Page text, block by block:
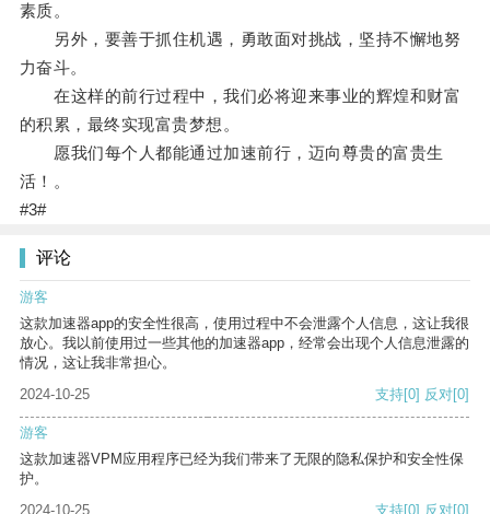
素质。
另外，要善于抓住机遇，勇敢面对挑战，坚持不懈地努
力奋斗。
在这样的前行过程中，我们必将迎来事业的辉煌和财富
的积累，最终实现富贵梦想。
愿我们每个人都能通过加速前行，迈向尊贵的富贵生
活！。
#3#
评论
游客
这款加速器app的安全性很高，使用过程中不会泄露个人信息，这让我很
放心。我以前使用过一些其他的加速器app，经常会出现个人信息泄露的
情况，这让我非常担心。
2024-10-25
支持[0] 反对[0]
游客
这款加速器VPM应用程序已经为我们带来了无限的隐私保护和安全性保
护。
2024-10-25
支持[0] 反对[0]